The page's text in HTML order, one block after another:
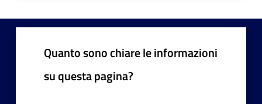
Quanto sono chiare le informazioni
su questa pagina?